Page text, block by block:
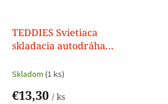
TEDDIES Svietiaca
skladacia autodráha
Skladom (1 ks)
€13,30 / ks